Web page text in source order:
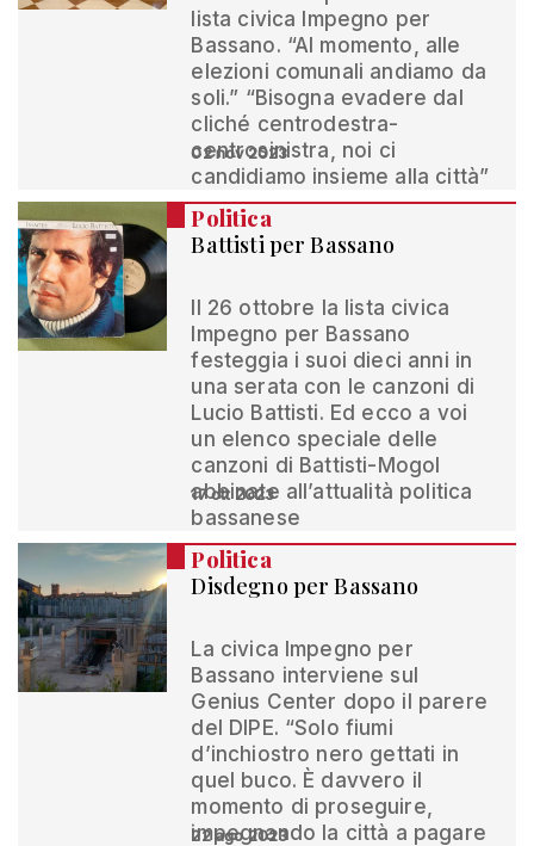
lista civica Impegno per
Bassano. “Al momento, alle
elezioni comunali andiamo da
soli.” “Bisogna evadere dal
cliché centrodestra-
centrosinistra, noi ci
candidiamo insieme alla città”
02 nov 2023
Politica
Battisti per Bassano
Il 26 ottobre la lista civica
Impegno per Bassano
festeggia i suoi dieci anni in
una serata con le canzoni di
Lucio Battisti. Ed ecco a voi
un elenco speciale delle
canzoni di Battisti-Mogol
abbinate all’attualità politica
bassanese
17 ott 2023
Politica
Disdegno per Bassano
La civica Impegno per
Bassano interviene sul
Genius Center dopo il parere
del DIPE. “Solo fiumi
d’inchiostro nero gettati in
quel buco. È davvero il
momento di proseguire,
impegnando la città a pagare
22 ago 2023